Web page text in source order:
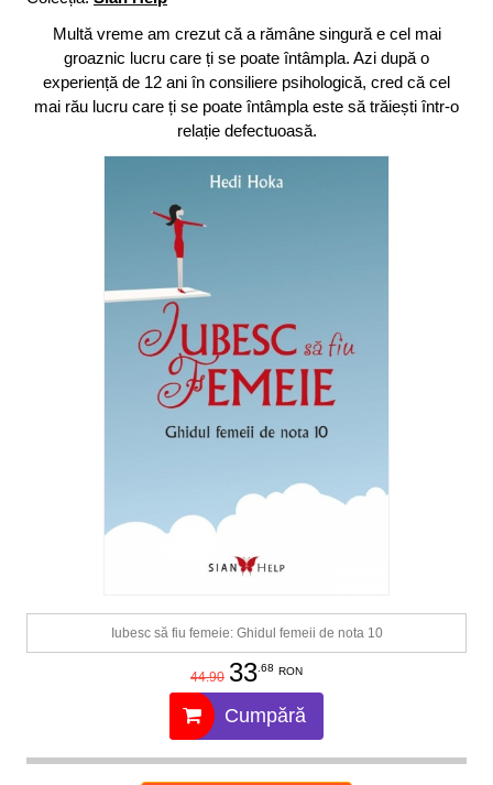
Multă vreme am crezut că a rămâne singură e cel mai
groaznic lucru care ți se poate întâmpla. Azi după o
experiență de 12 ani în consiliere psihologică, cred că cel
mai rău lucru care ți se poate întâmpla este să trăiești într-o
relație defectuoasă.
Iubesc să fiu femeie: Ghidul femeii de nota 10
44.90 33.68 RON
Cumpără